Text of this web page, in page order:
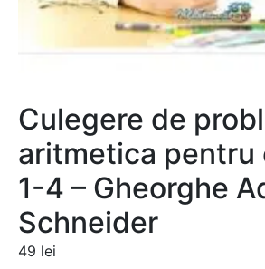
Culegere de
aritmetica pentru
1-4 – Gheorghe
Schneider
49 lei